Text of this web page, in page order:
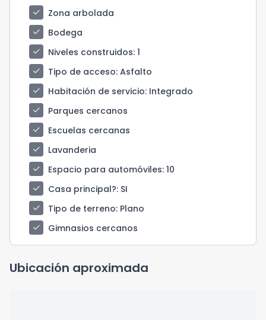
check
Zona arbolada
check
Bodega
check
Niveles construidos: 1
check
Tipo de acceso: Asfalto
check
Habitación de servicio: Integrado
check
Parques cercanos
check
Escuelas cercanas
check
Lavanderia
check
Espacio para automóviles: 10
check
Casa principal?: SI
check
Tipo de terreno: Plano
check
Gimnasios cercanos
Ubicación aproximada